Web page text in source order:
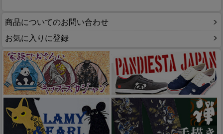
商品についてのお問い合わせ
お気に入りに登録